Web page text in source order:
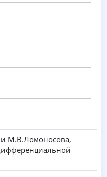
M.B.Ломоносова,